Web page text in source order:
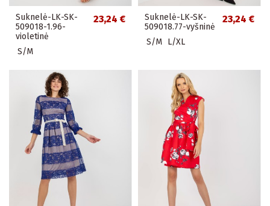
Suknelė-LK-SK-
509018-1.96-
violetinė
23,24 €
S/M
Suknelė-LK-SK-
509018.77-vyšninė
23,24 €
S/M L/XL